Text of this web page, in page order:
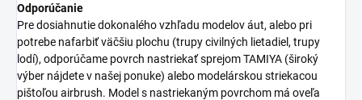
Odporúčanie
Pre dosiahnutie dokonalého vzhľadu modelov áut, alebo pri
potrebe nafarbiť väčšiu plochu (trupy civilných lietadiel, trupy
lodí), odporúčame povrch nastriekať sprejom TAMIYA (široký
výber nájdete v našej ponuke) alebo modelárskou striekacou
pištoľou airbrush. Model s nastriekaným povrchom má oveľa